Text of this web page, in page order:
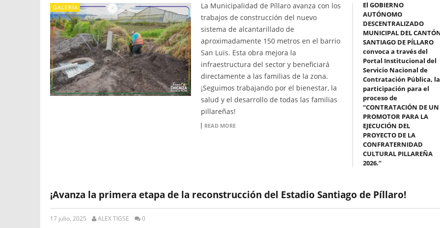
GALERÍA
La Municipalidad de Píllaro avanza con los
trabajos de construcción del nuevo
sistema de alcantarillado de
aproximadamente 150 metros en el barrio
San Luis. Esta obra mejora la
infraestructura del sector y beneficiará
directamente a las familias de la zona.
¡Seguimos trabajando por el bienestar, la
salud y el desarrollo de todas las familias
pillareñas!
READ MORE
El GOBIERNO
AUTÓNOMO
DESCENTRALIZADO
MUNICIPAL DEL
SANTIAGO DE PÍLLARO
convoca a través del
Portal Institucional del
Servicio Nacional de
Contratación Pública, la
participación para el
proceso de
“CONTRATACIÓN DE UN
PROMOTOR PARA LA
EJECUCIÓN DEL
PROYECTO DE LA
CONFRATERNIDAD
CULTURAL PILLAREÑA
2026.”
¡Avanza la primera etapa de la reconstrucción del Estadio Santiago de Píllaro!
17 julio, 2025 ALEX TIGSE 0